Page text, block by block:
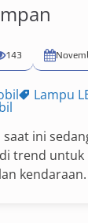
143
Lampu
ini
trend untuk
kendaraan.